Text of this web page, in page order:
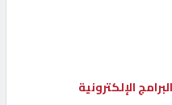
الإلكترونية